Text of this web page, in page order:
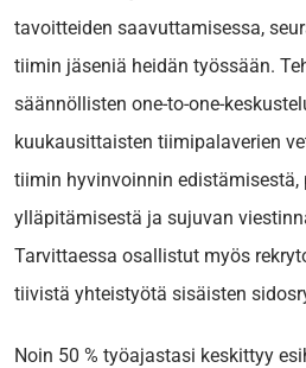
tavoitteiden saavuttamisessa,
tiimin jäseniä heidän työssään.
säännöllisten one-to-one-
kuukausittaisten tiimipalaverien
tiimin hyvinvoinnin
ylläpitämisestä ja sujuvan
Tarvittaessa osallistut myös
tiivistä yhteistyötä sisäisten
Noin 50 % työajastasi keskittyy